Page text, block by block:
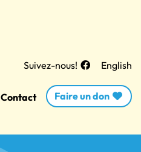
English
Suivez-nous!
Contact Faire un don